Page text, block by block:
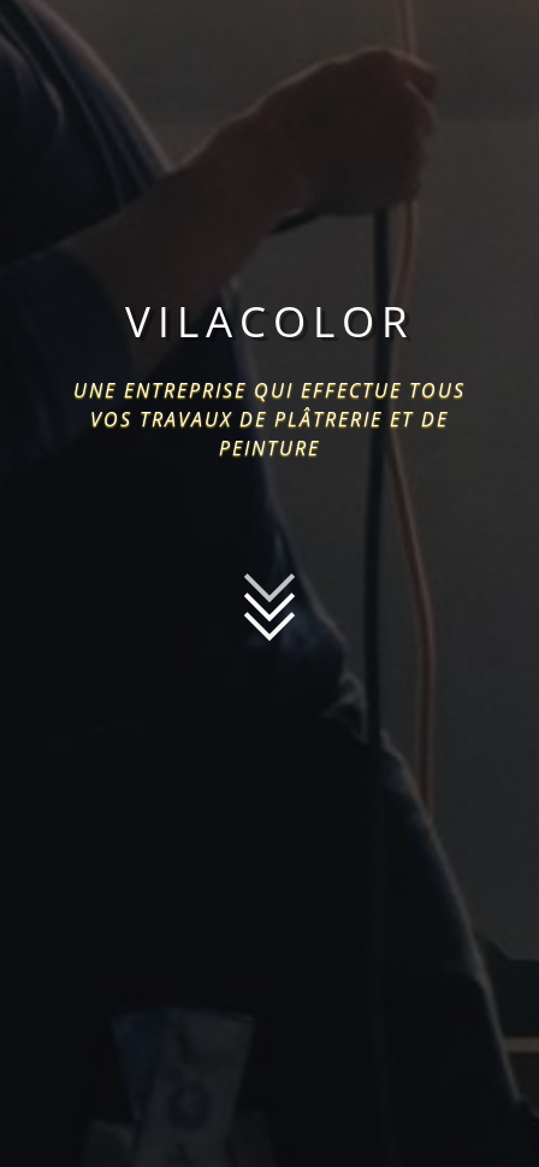
VILACOLOR
UNE ENTREPRISE QUI EFFECTUE TOUS
VOS TRAVAUX DE PLÂTRERIE ET DE
PEINTURE